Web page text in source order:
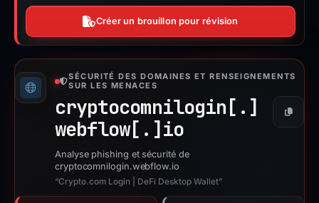
Créer un brouillon pour révision
SÉCURITÉ DES DOMAINES ET RENSEIGNEMENTS
SUR LES MENACES
cryptocomnilogin[.]
webflow[.] io
Copier
Analyse phishing et sécurité de
cryptocomnilogin.webflow.io
“Crypto.com Login | DeFi Desktop Wallet”